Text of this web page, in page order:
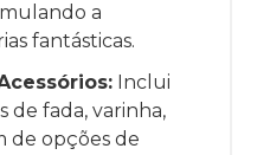
a
fantásticas.
Inclui
de fada, varinha,
de opções de